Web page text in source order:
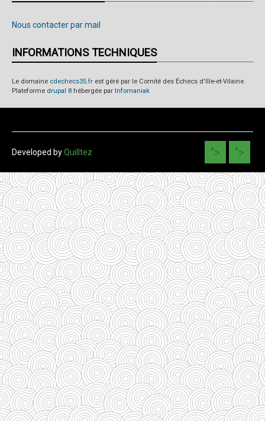
Nous contacter par mail
INFORMATIONS TECHNIQUES
Le domaine cdechecs35.fr est géré par le Comité des Échecs d'Ille-et-Vilaine.
Plateforme drupal 8 hébergée par Infomaniak
Developed byQuilltez "> ">